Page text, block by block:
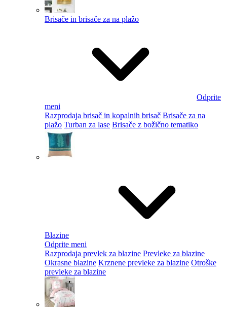
Brisače in brisače za na plažo
Odprite
meni
Razprodaja brisač in kopalnih brisač Brisače za na
plažo Turban za lase Brisače z božično tematiko
Blazine
Odprite meni
Razprodaja prevlek za blazine Prevleke za blazine
Okrasne blazine Krznene prevleke za blazine Otroške
prevleke za blazine